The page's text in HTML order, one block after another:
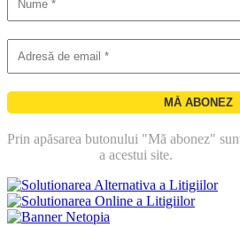
Prin apăsarea butonului "Mă abonez"
a acestui site.